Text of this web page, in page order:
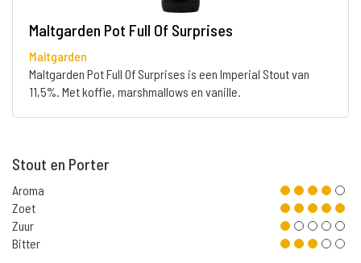
Maltgarden Pot Full Of Surprises
Maltgarden
Maltgarden Pot Full Of Surprises is een Imperial Stout van
11,5%. Met koffie, marshmallows en vanille.
Stout en Porter
Aroma
Zoet
Zuur
Bitter